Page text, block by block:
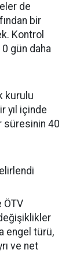
de
bir
Kontrol
gün daha
kurulu
yıl içinde
süresinin 40
ÖTV
engel türü,
ve net